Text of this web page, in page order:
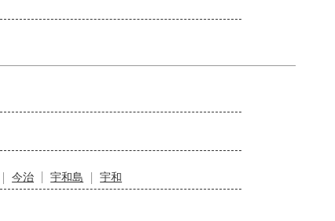
今治 宇和島
宇和